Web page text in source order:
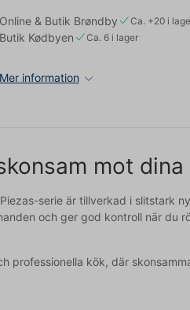
Online & Butik Brøndby Ca. +20 i
Butik Kødbyen Ca. 6 i lager
Mer information
mot
serie är tillverkad i slitstark
och ger god kontroll när du
professionella kök, där